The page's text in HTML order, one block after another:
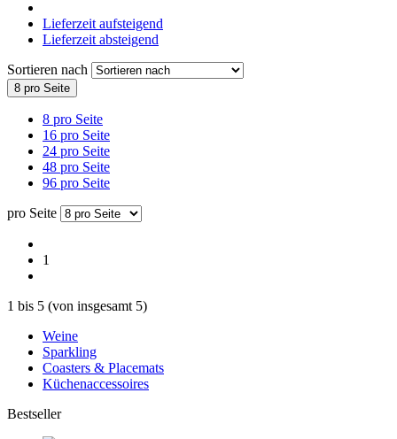
Lieferzeit aufsteigend
Lieferzeit absteigend
Sortieren nach
8 pro Seite
8 pro Seite
16 pro Seite
24 pro Seite
48 pro Seite
96 pro Seite
pro Seite
1
1 bis 5 (von insgesamt 5)
Weine
Sparkling
Coasters & Placemats
Küchenaccessoires
Bestseller